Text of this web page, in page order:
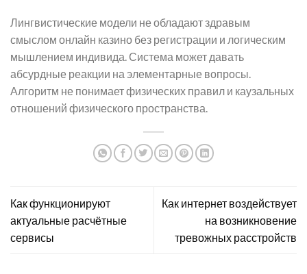
Лингвистические модели не обладают здравым
смыслом онлайн казино без регистрации и логическим
мышлением индивида. Система может давать
абсурдные реакции на элементарные вопросы.
Алгоритм не понимает физических правил и каузальных
отношений физического пространства.
Как функционируют
актуальные расчётные
сервисы
Как интернет воздействует
на возникновение
тревожных расстройств